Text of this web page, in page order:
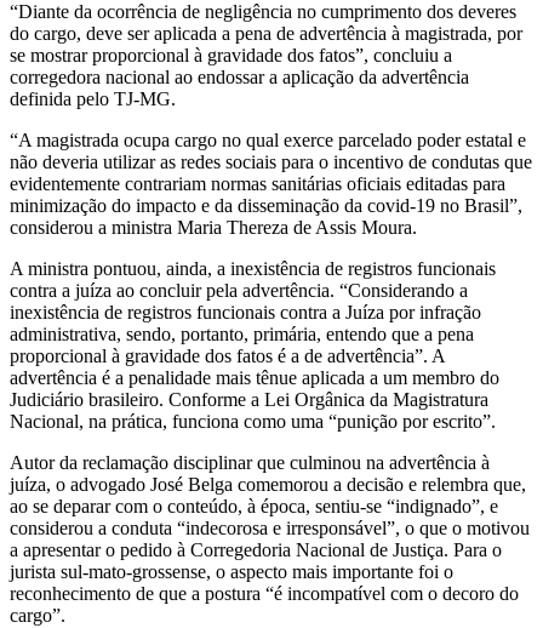
“Diante da ocorrência de negligência no cumprimento dos deveres
do cargo, deve ser aplicada a pena de advertência à magistrada, por
se mostrar proporcional à gravidade dos fatos”, concluiu a
corregedora nacional ao endossar a aplicação da advertência
definida pelo TJ-MG.
“A magistrada ocupa cargo no qual exerce parcelado poder estatal e
não deveria utilizar as redes sociais para o incentivo de condutas que
evidentemente contrariam normas sanitárias oficiais editadas para
minimização do impacto e da disseminação da covid-19 no Brasil”,
considerou a ministra Maria Thereza de Assis Moura.
A ministra pontuou, ainda, a inexistência de registros funcionais
contra a juíza ao concluir pela advertência. “Considerando a
inexistência de registros funcionais contra a Juíza por infração
administrativa, sendo, portanto, primária, entendo que a pena
proporcional à gravidade dos fatos é a de advertência”. A
advertência é a penalidade mais tênue aplicada a um membro do
Judiciário brasileiro. Conforme a Lei Orgânica da Magistratura
Nacional, na prática, funciona como uma “punição por escrito”.
Autor da reclamação disciplinar que culminou na advertência à
juíza, o advogado José Belga comemorou a decisão e relembra que,
ao se deparar com o conteúdo, à época, sentiu-se “indignado”, e
considerou a conduta “indecorosa e irresponsável”, o que o motivou
a apresentar o pedido à Corregedoria Nacional de Justiça. Para o
jurista sul-mato-grossense, o aspecto mais importante foi o
reconhecimento de que a postura “é incompatível com o decoro do
cargo”.